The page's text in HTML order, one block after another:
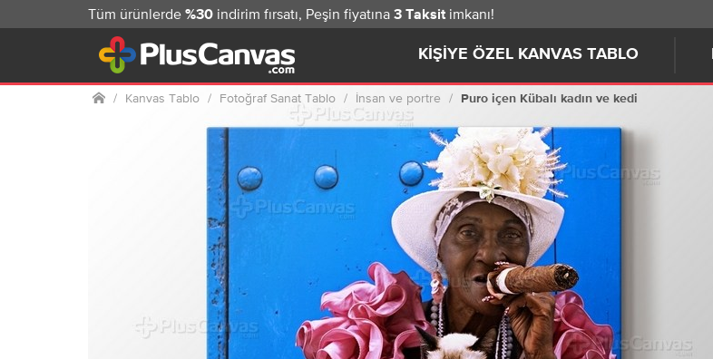
KIŞIYE ÖZEL KANVAS TABLO
Tüm ürünlerde %30 indirim fırsatı, Peşin fiyatına 3 Taksit imkanı!
Ana sayfa
Kanvas Tablo Fotoğraf Sanat Tablo İnsan ve portre Puro içen Kübalı kadın ve kedi